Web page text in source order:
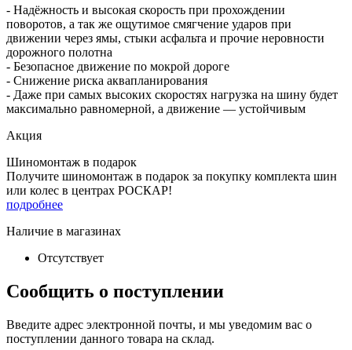
- Надёжность и высокая скорость при прохождении
поворотов, а так же ощутимое смягчение ударов при
движении через ямы, стыки асфальта и прочие неровности
дорожного полотна
- Безопасное движение по мокрой дороге
- Снижение риска аквапланирования
- Даже при самых высоких скоростях нагрузка на шину будет
максимально равномерной, а движение — устойчивым
Акция
Шиномонтаж в подарок
Получите шиномонтаж в подарок за покупку комплекта шин
или колес в центрах РОСКАР!
подробнее
Наличие в магазинах
Отсутствует
Сообщить о поступлении
Введите адрес электронной почты, и мы уведомим вас о
поступлении данного товара на склад.